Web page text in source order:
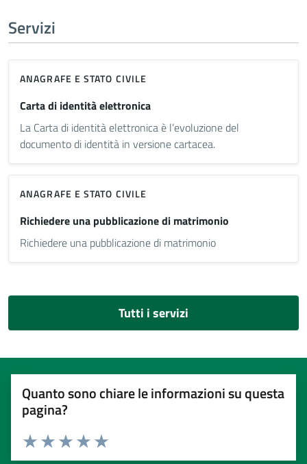
Servizi
ANAGRAFE E STATO CIVILE
Carta di identità elettronica
La Carta di identità elettronica è l’evoluzione del
documento di identità in versione cartacea.
ANAGRAFE E STATO CIVILE
Richiedere una pubblicazione di matrimonio
Richiedere una pubblicazione di matrimonio
Tutti i servizi
Quanto sono chiare le informazioni su questa
pagina?
Valuta 5 stelle su 5
Valuta 4 stelle su 5
Valuta 3 stelle su 5
Valuta 2 stelle su 5
Valuta 1 stelle su 5